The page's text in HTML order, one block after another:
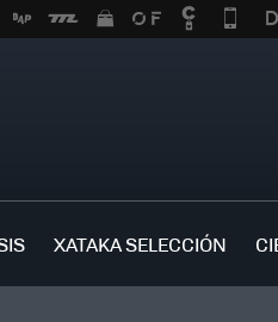
XATAKA SELECCIÓN